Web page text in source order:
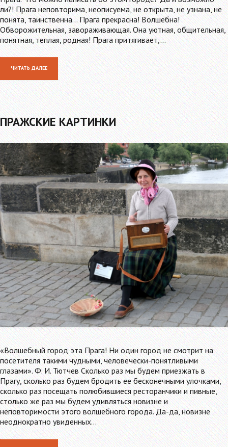
ли?! Прага неповторима, неописуема, не открыта, не узнана, не
понята, таинственна… Прага прекрасна! Волшебна!
Обворожительная, завораживающая. Она уютная, общительная,
понятная, теплая, родная! Прага притягивает,…
ЧИТАТЬ ДАЛЕЕ
ПРАЖСКИЕ КАРТИНКИ
«Волшебный город эта Прага! Ни один город не смотрит на
посетителя такими чудными, человечески-понятливыми
глазами». Ф. И. Тютчев Сколько раз мы будем приезжать в
Прагу, сколько раз будем бродить ее бесконечными улочками,
сколько раз посещать полюбившиеся ресторанчики и пивные,
столько же раз мы будем удивляться новизне и
неповторимости этого волшебного города. Да-да, новизне
неоднократно увиденных…